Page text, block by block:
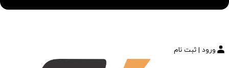
ورود | ثبت نام